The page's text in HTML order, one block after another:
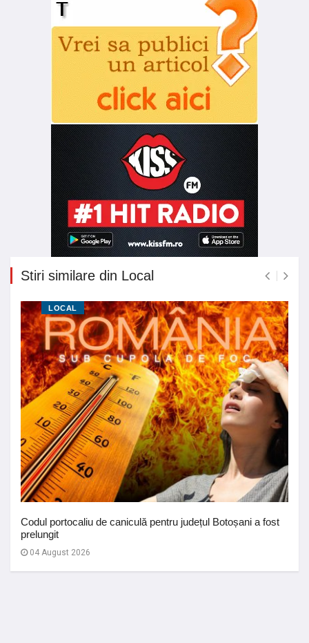
Stiri similare din Local
LOCAL
Codul portocaliu de caniculă pentru județul Botoșani a fost
prelungit
04 August 2026